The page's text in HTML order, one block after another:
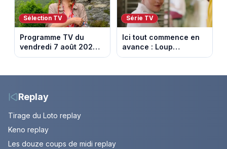
Sélection TV
Programme TV du
vendredi 7 août 2026 :
notre sélection pour
Série TV
Ici tout commence en
avance : Loup
découvre la trahison
10 août 2026 (spoiler)
Replay
Tirage du Loto replay
Keno replay
Les douze coups de midi replay